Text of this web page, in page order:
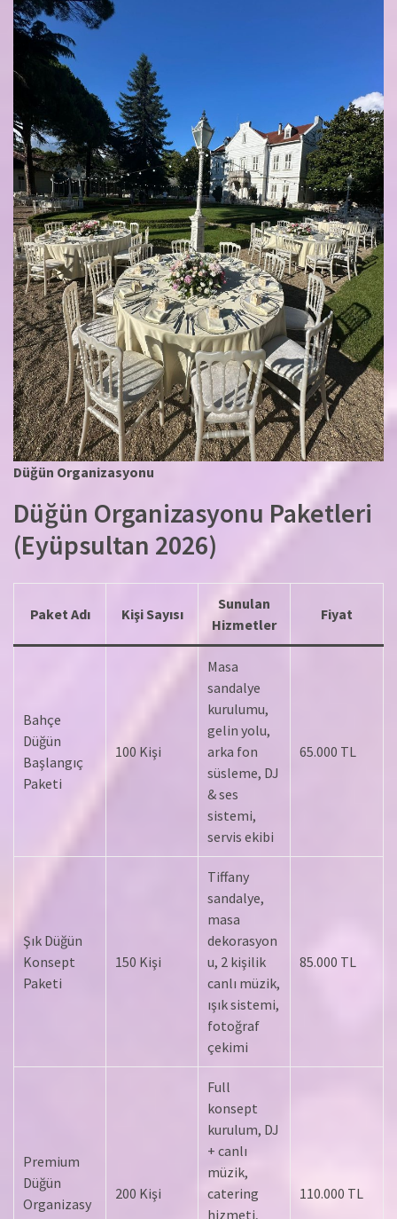
Düğün Organizasyonu
Düğün Organizasyonu Paketleri
(Eyüpsultan 2026)
Paket Adı Kişi Sayısı
Sunulan
Hizmetler
Fiyat
Bahçe
Düğün
Başlangıç
Paketi
100 Kişi
Masa
sandalye
kurulumu,
gelin yolu,
arka fon
süsleme, DJ
& ses
sistemi,
servis ekibi
65.000 TL
Şık Düğün
Konsept
Paketi
150 Kişi
Tiffany
sandalye,
masa
dekorasyon
u, 2 kişilik
canlı müzik,
ışık sistemi,
fotoğraf
çekimi
85.000 TL
Premium
Düğün
Organizasy
200 Kişi
Full
konsept
kurulum, DJ
+ canlı
müzik,
catering
hizmeti,
110.000 TL